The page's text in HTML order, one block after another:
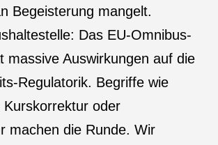
Begeisterung mangelt.
Das EU-Omnibus-
massive Auswirkungen auf die
Regulatorik. Begriffe wie
Kurskorrektur oder
machen die Runde. Wir